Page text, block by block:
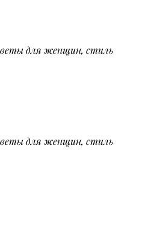
для женщин, стиль
для женщин, стиль